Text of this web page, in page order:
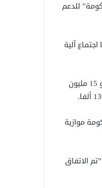
للدعم
آلية
ومنذ أبريل/ نيسان 2023، يخوض الجيش السوداني و”الدعم السريع” حربا، خلّفت أكثر من 20 ألف قتيل ونحو 15 مليون
موازية
الاتفاق